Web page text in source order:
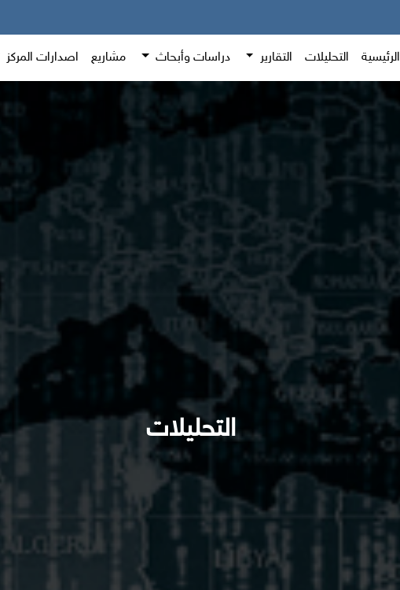
الرئيسية التحليلات التقارير دراسات وأبحاث مشاريع اصدارات المركز
التحليلات